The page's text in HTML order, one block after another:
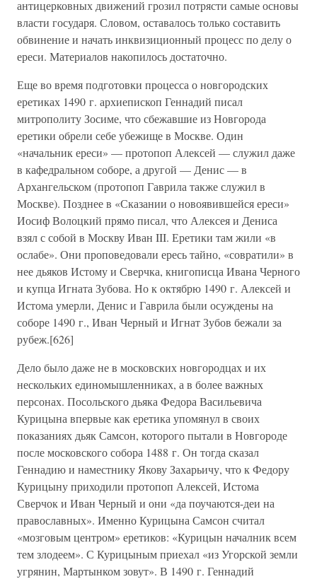
антицерковных движений грозил потрясти самые основы
власти государя. Словом, оставалось только составить
обвинение и начать инквизиционный процесс по делу о
ереси. Материалов накопилось достаточно.
Еще во время подготовки процесса о новгородских
еретиках 1490 г. архиепископ Геннадий писал
митрополиту Зосиме, что сбежавшие из Новгорода
еретики обрели себе убежище в Москве. Один
«начальник ереси» — протопоп Алексей — служил даже
в кафедральном соборе, а другой — Денис — в
Архангельском (протопоп Гаврила также служил в
Москве). Позднее в «Сказании о новоявившейся ереси»
Иосиф Волоцкий прямо писал, что Алексея и Дениса
взял с собой в Москву Иван III. Еретики там жили «в
ослабе». Они проповедовали ересь тайно, «совратили» в
нее дьяков Истому и Сверчка, книгописца Ивана Черного
и купца Игната Зубова. Но к октябрю 1490 г. Алексей и
Истома умерли, Денис и Гаврила были осуждены на
соборе 1490 г., Иван Черный и Игнат Зубов бежали за
рубеж.[626]
Дело было даже не в московских новгородцах и их
нескольких единомышленниках, а в более важных
персонах. Посольского дьяка Федора Васильевича
Курицына впервые как еретика упомянул в своих
показаниях дьяк Самсон, которого пытали в Новгороде
после московского собора 1488 г. Он тогда сказал
Геннадию и наместнику Якову Захарьичу, что к Федору
Курицыну приходили протопоп Алексей, Истома
Сверчок и Иван Черный и они «да поучаются-деи на
православных». Именно Курицына Самсон считал
«мозговым центром» еретиков: «Курицын началник всем
тем злодеем». С Курицыным приехал «из Угорской земли
угрянин, Мартынком зовут». В 1490 г. Геннадий